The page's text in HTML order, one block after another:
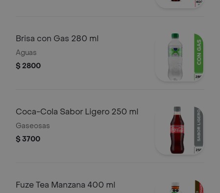
Brisa con Gas 280 ml
Aguas
$ 2800
Coca-Cola Sabor Ligero 250 ml
Gaseosas
$ 3700
Fuze Tea Manzana 400 ml